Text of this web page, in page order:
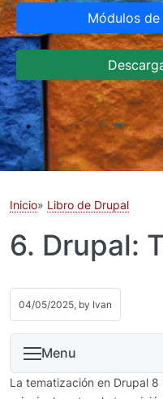
Módulos
Inicio Libro de Drupal
6. Drupal:
04/05/2025, by Ivan
Menu
La tematización en Drupal